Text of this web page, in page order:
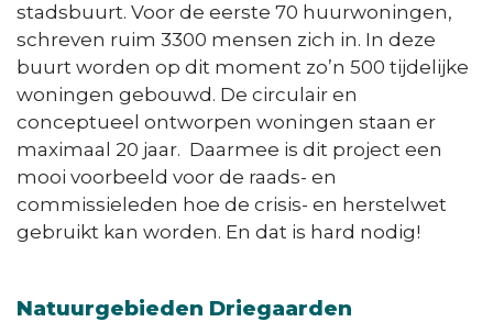
stadsbuurt. Voor de eerste 70 huurwoningen,
schreven ruim 3300 mensen zich in. In deze
buurt worden op dit moment zo’n 500 tijdelijke
woningen gebouwd. De circulair en
conceptueel ontworpen woningen staan er
maximaal 20 jaar. Daarmee is dit project een
mooi voorbeeld voor de raads- en
commissieleden hoe de crisis- en herstelwet
gebruikt kan worden. En dat is hard nodig!
Natuurgebieden Driegaarden